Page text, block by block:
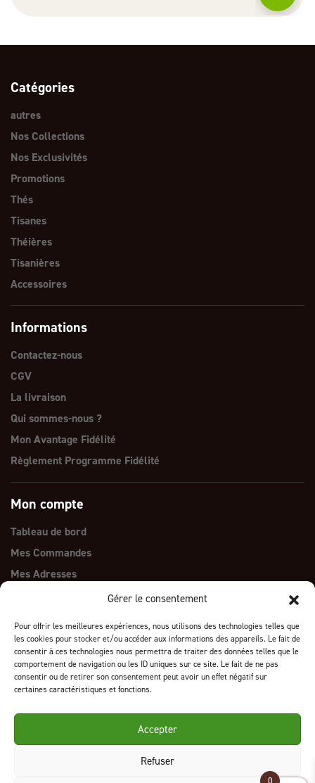
Gérer le consentement
Pour offrir les meilleures expériences, nous utilisons des technologies telles que
les cookies pour stocker et/ou accéder aux informations des appareils. Le fait de
consentir à ces technologies nous permettra de traiter des données telles que le
comportement de navigation ou les ID uniques sur ce site. Le fait de ne pas
consentir ou de retirer son consentement peut avoir un effet négatif sur
certaines caractéristiques et fonctions.
Accepter
Refuser
Catégories
autres
Nos Collections
Nos Exclusivités
Promotions
Thés
Tisanes
Théières
Tisanières
Accessoires
Informations
Contactez-nous
CGV
La livraison
Qui sommes-nous ?
Mon Avantage Fidélité
Règlement Programme Fidélité
Mon compte
Tableau de bord
Mes Commandes
Mes Adresses
Nos certifications
0